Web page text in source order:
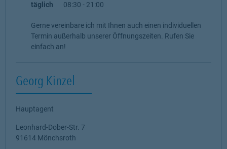
täglich 08:30 - 21:00
Gerne vereinbare ich mit Ihnen auch einen individuellen
Termin außerhalb unserer Öffnungszeiten. Rufen Sie
einfach an!
Georg Kinzel
Hauptagent
Leonhard-Dober-Str. 7
91614 Mönchsroth